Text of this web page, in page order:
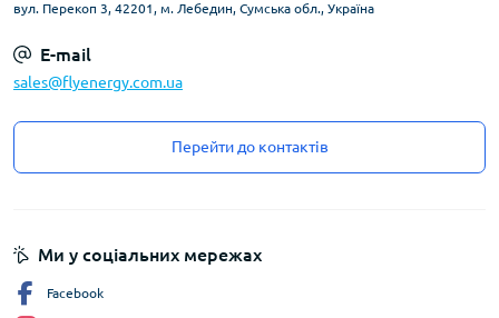
вул. Перекоп 3, 42201, м. Лебедин, Сумська обл., Україна
E-mail
sales@flyenergy.com.ua
Перейти до контактів
Ми у соціальних мережах
Facebook